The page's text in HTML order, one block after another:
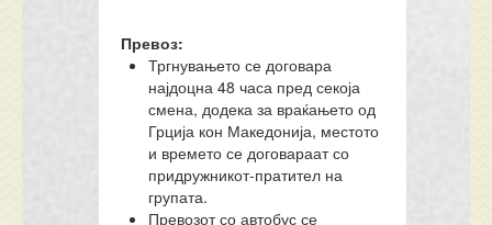
Превоз:
Тргнувањето се договара
најдоцна 48 часа пред секоја
смена, додека за враќањето од
Грција кон Македонија, местото
и времето се договараат со
придружникот-пратител на
групата.
Превозот со автобус се